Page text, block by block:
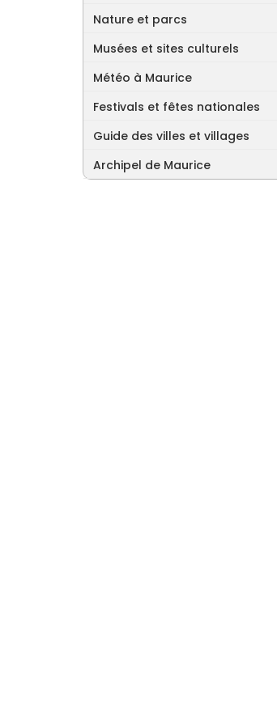
Nature et parcs
Musées et sites culturels
Météo à Maurice
Festivals et fêtes nationales
Guide des villes et villages
Archipel de Maurice